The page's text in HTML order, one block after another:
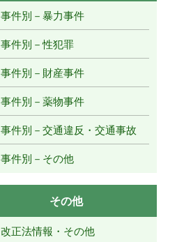
事件別－暴力事件
事件別－性犯罪
事件別－財産事件
事件別－薬物事件
事件別－交通違反・交通事故
事件別－その他
その他
改正法情報・その他